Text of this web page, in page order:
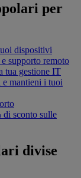
per
dispositivi
supporto remoto
tua gestione IT
e mantieni i tuoi
di sconto sulle
divise